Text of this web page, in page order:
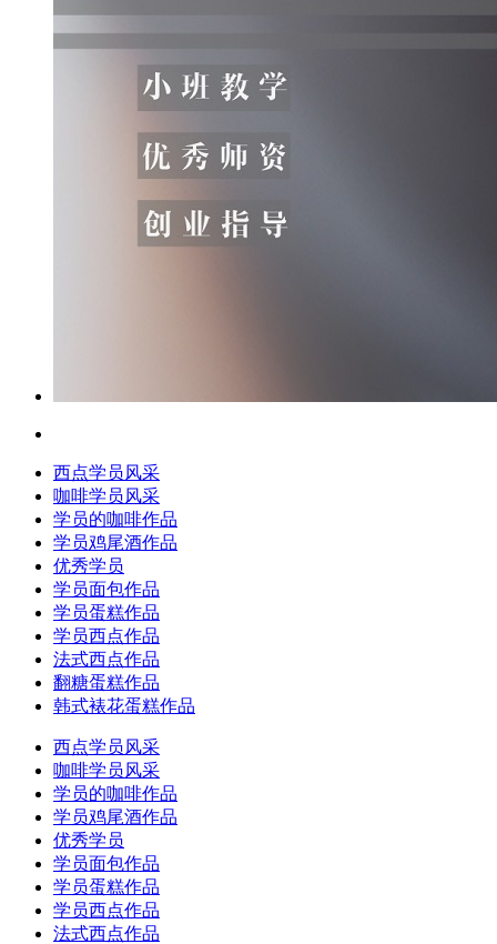
西点学员风采
咖啡学员风采
学员的咖啡作品
学员鸡尾酒作品
优秀学员
学员面包作品
学员蛋糕作品
学员西点作品
法式西点作品
翻糖蛋糕作品
韩式裱花蛋糕作品
西点学员风采
咖啡学员风采
学员的咖啡作品
学员鸡尾酒作品
优秀学员
学员面包作品
学员蛋糕作品
学员西点作品
法式西点作品